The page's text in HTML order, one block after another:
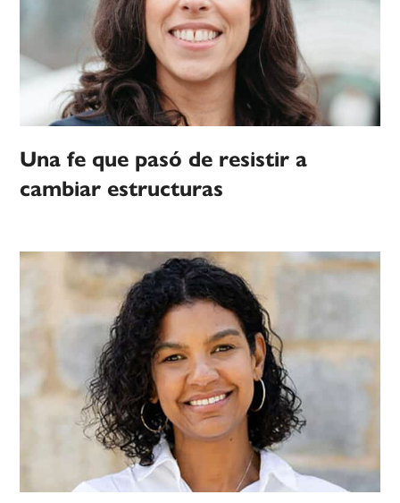
Una fe que pasó de resistir a
cambiar estructuras